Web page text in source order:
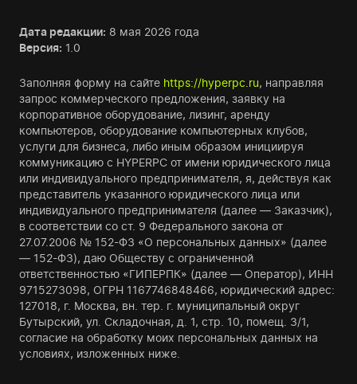
Дата редакции: 8 мая 2026 года
Версия: 1.0
Заполняя форму на сайте https://hyperpc.ru, направляя
запрос коммерческого предложения, заявку на
корпоративное оборудование, лизинг, аренду
компьютеров, оборудование компьютерных клубов,
услуги для бизнеса, либо иным образом инициируя
коммуникацию с HYPERPC от имени юридического лица
или индивидуального предпринимателя, я, действуя как
представитель указанного юридического лица или
индивидуального предпринимателя (далее — Заказчик),
в соответствии со ст. 9 Федерального закона от
27.07.2006 № 152-ФЗ «О персональных данных» (далее
— 152-ФЗ), даю Обществу с ограниченной
ответственностью «ГИПЕРПК» (далее — Оператор), ИНН
9715273098, ОГРН 1167746848466, юридический адрес:
127018, г. Москва, вн. тер. г. муниципальный округ
Бутырский, ул. Складочная, д. 1, стр. 10, помещ. 3/1,
согласие на обработку моих персональных данных на
условиях, изложенных ниже.